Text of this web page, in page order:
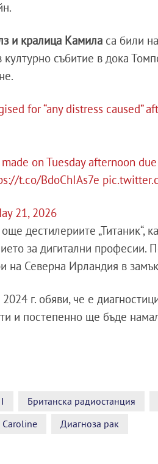
и кралица Камила са били
събитие в дока
for “any distress caused”
on Tuesday afternoon
t.co/BdoChIAs7e
21, 2026
дестилериите „Титаник“,
за дигитални професии.
на Северна Ирландия в
г. обяви, че е
и постепенно ще бъде
Британска радиостанция
Caroline Диагноза рак